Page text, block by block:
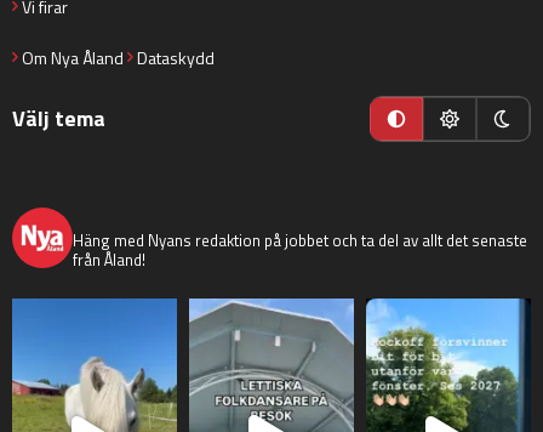
Vi firar
Om Nya Åland Dataskydd
Välj tema
Häng med Nyans redaktion på jobbet och ta del av allt det senaste
från Åland!